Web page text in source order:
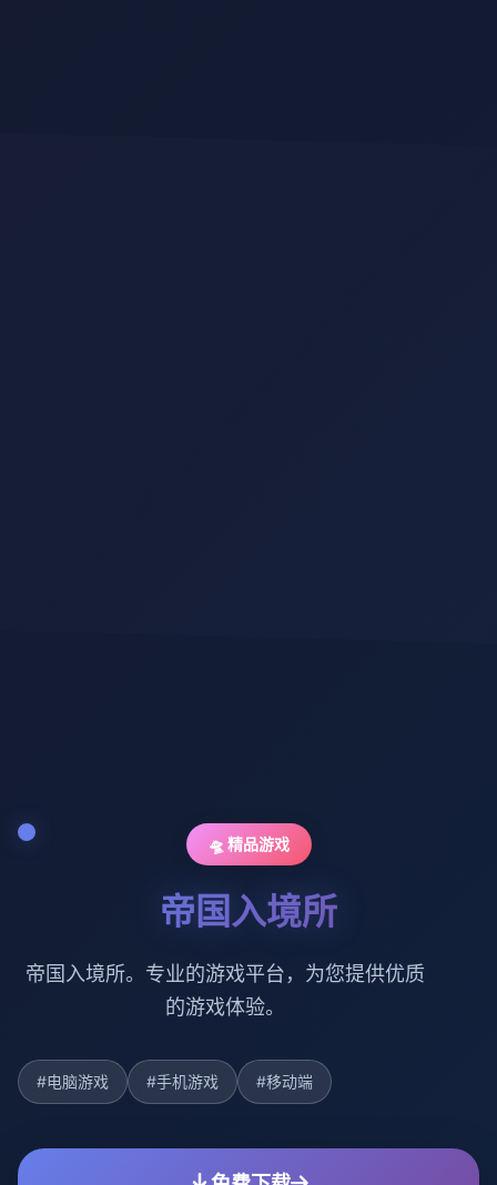
🛸 精品游戏
帝国入境所
帝国入境所。专业的游戏平台，为您提供优质
的游戏体验。
#电脑游戏 #手机游戏 #移动端